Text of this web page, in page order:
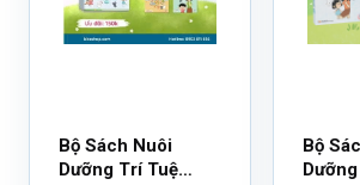
Bộ Sách Nuôi
Dưỡng Trí Tuệ
Bộ